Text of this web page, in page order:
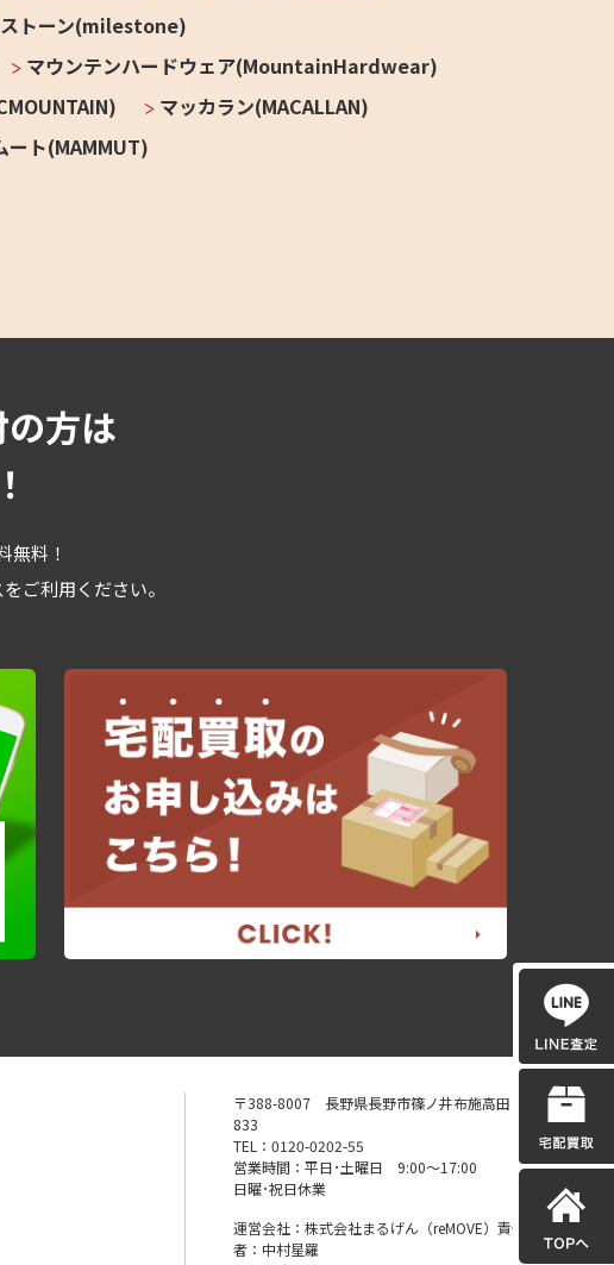
トーン(milestone)
マウンテンハードウェア(MountainHardwear)
マッカラン(MACALLAN)
ート(MAMMUT)
方は
無料！
ご利用ください。
〒388-8007 長野県長野市篠ノ井布施高田
833
TEL：0120-0202-55
営業時間：平日･土曜日 9:00〜17:00
日曜･祝日休業
運営会社：株式会社まるげん（reMOVE）責任
者：中村星羅